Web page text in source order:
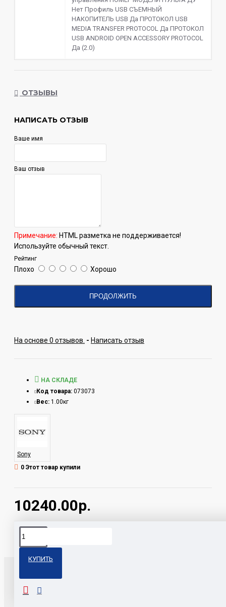
Нет Профиль USB СЪЕМНЫЙ
НАКОПИТЕЛЬ USB Да ПРОТОКОЛ USB
MEDIA TRANSFER PROTOCOL Да ПРОТОКОЛ
USB ANDROID OPEN ACCESSORY PROTOCOL
Да (2.0)
ОТЗЫВЫ
НАПИСАТЬ ОТЗЫВ
Ваше имя
Ваш отзыв
Примечание: HTML разметка не поддерживается!
Используйте обычный текст.
Рейтинг
Плохо Хорошо
ПРОДОЛЖИТЬ
На основе 0 отзывов. - Написать отзыв
10240.00р.
НА СКЛАДЕ
Код товара: 073073
Вес: 1.00кг
Sony
0 Этот товар купили
КУПИТЬ
Теги: